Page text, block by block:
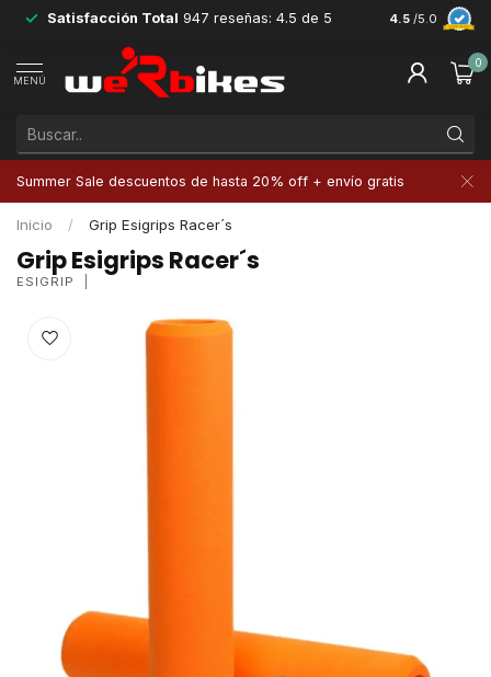
Satisfacción Total 947 reseñas: 4.5 de 5 4.5 /5.0
MENÚ
0
Summer Sale descuentos de hasta 20% off + envío gratis
Inicio / Grip Esigrips Racer´s
Grip Esigrips Racer´s
ESIGRIP